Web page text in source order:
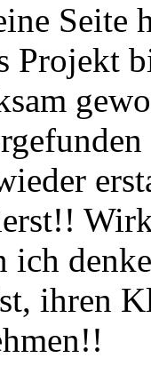
Seite
Projekt
ich
ihren